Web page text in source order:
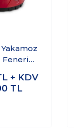
Feneri
+ KDV
TL